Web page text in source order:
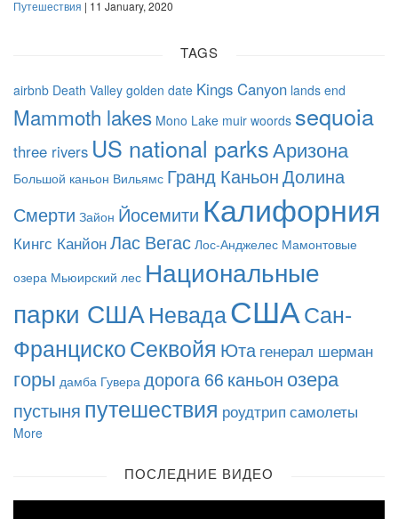
Путешествия | 11 January, 2020
TAGS
airbnb Death Valley golden date Kings Canyon lands end
Mammoth lakes Mono Lake muir woords sequoia
three rivers US national parksАризона
Большой каньон Вильямс Гранд КаньонДолина
Смерти Зайон Йосемити Калифорния
Кингс КанйонЛас Вегас Лос-Анджелес Мамонтовые
озера Мьюирский лес Национальные
парки СШАНевадаСШАСан-
ФранцискоСеквойя Юта генерал шерман
горы дамба Гувера дорога 66 каньон озера
пустыня путешествия роудтрип самолеты
More
ПОСЛЕДНИЕ ВИДЕО